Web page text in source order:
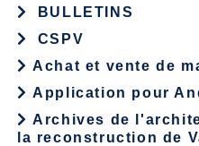
BULLETINS
CSPV
Achat et vente de
Application pour
Archives de
la reconstruction de